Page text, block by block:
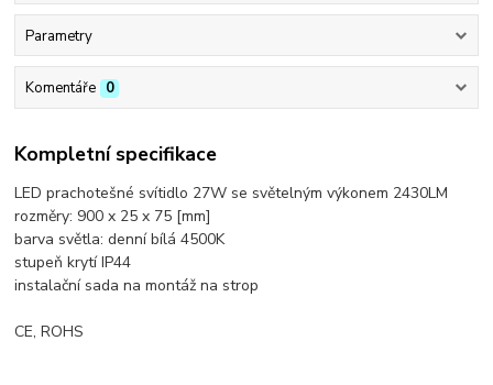
Parametry
Komentáře 0
Kompletní specifikace
LED prachotešné svítidlo 27W se světelným výkonem 2430LM
rozměry: 900 x 25 x 75 [mm]
barva světla: denní bílá 4500K
stupeň krytí IP44
instalační sada na montáž na strop
CE, ROHS